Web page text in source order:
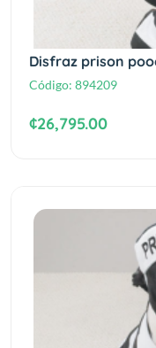
Disfraz prison
Código: 894209
¢26,795.00